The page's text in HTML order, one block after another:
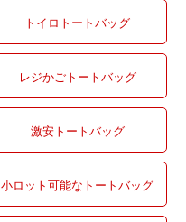
トイロトートバッグ
レジかごトートバッグ
激安トートバッグ
小ロット可能なトートバッグ